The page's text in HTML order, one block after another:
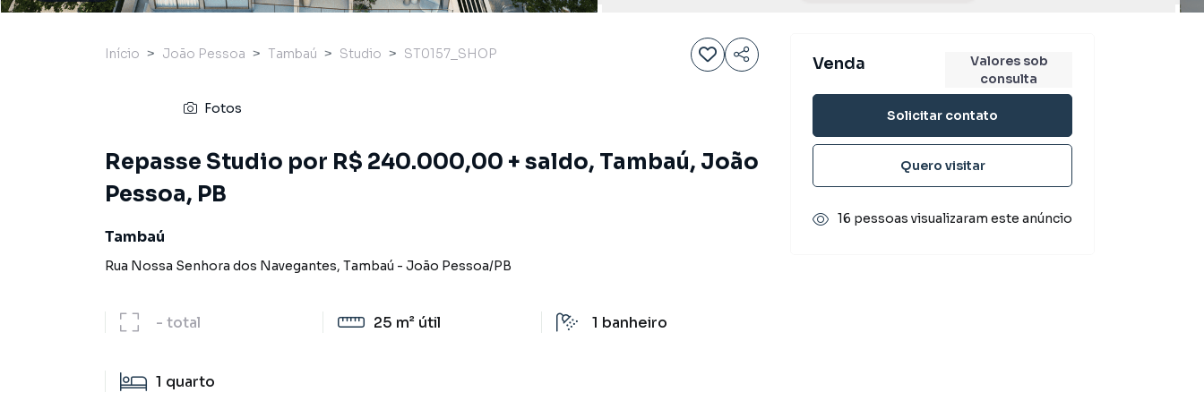
Início João Pessoa Tambaú Studio ST0157_SHOP
Fotos
Repasse Studio por R$ 240.000,00 + saldo, Tambaú, João
Pessoa, PB
Tambaú
Rua Nossa Senhora dos Navegantes, Tambaú - João Pessoa/PB
- total 25 m² útil 1 banheiro
1 quarto
Venda
Valores sob
consulta
Solicitar contato
Quero visitar
16 pessoas visualizaram este anúncio